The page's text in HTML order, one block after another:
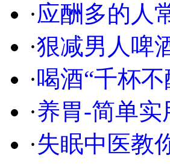
·应酬多的人
·狠减男人啤
·喝酒“千杯
·养胃-简单实
·失眠中医教